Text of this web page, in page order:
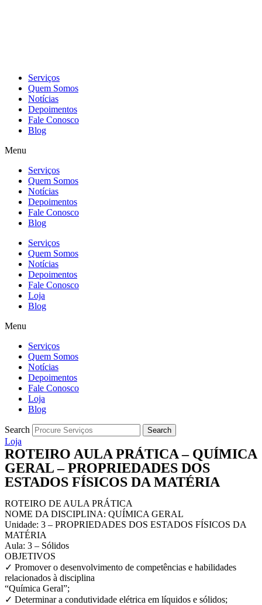
Serviços
Quem Somos
Notícias
Depoimentos
Fale Conosco
Blog
Menu
Serviços
Quem Somos
Notícias
Depoimentos
Fale Conosco
Blog
Serviços
Quem Somos
Notícias
Depoimentos
Fale Conosco
Loja
Blog
Menu
Serviços
Quem Somos
Notícias
Depoimentos
Fale Conosco
Loja
Blog
Search Search
Loja
ROTEIRO AULA PRÁTICA – QUÍMICA
GERAL – PROPRIEDADES DOS
ESTADOS FÍSICOS DA MATÉRIA
ROTEIRO DE AULA PRÁTICA
NOME DA DISCIPLINA: QUÍMICA GERAL
Unidade: 3 – PROPRIEDADES DOS ESTADOS FÍSICOS DA
MATÉRIA
Aula: 3 – Sólidos
OBJETIVOS
✓ Promover o desenvolvimento de competências e habilidades
relacionados à disciplina
“Química Geral”;
✓ Determinar a condutividade elétrica em líquidos e sólidos;